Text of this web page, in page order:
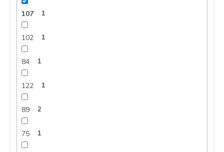
107 1
102 1
84 1
122 1
89 2
75 1